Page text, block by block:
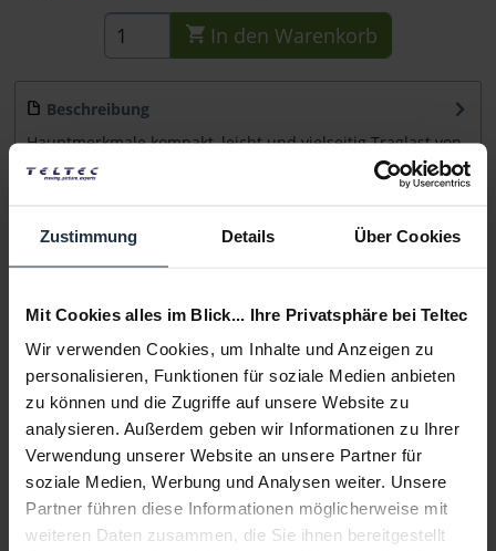
Zustimmung Details Über Cookies
Mit Cookies alles im Blick... Ihre Privatsphäre bei Teltec
Wir verwenden Cookies, um Inhalte und Anzeigen zu
personalisieren, Funktionen für soziale Medien anbieten
zu können und die Zugriffe auf unsere Website zu
analysieren. Außerdem geben wir Informationen zu Ihrer
Verwendung unserer Website an unsere Partner für
soziale Medien, Werbung und Analysen weiter. Unsere
Partner führen diese Informationen möglicherweise mit
weiteren Daten zusammen, die Sie ihnen bereitgestellt
In den Warenkorb
Beschreibung
Hauptmerkmale kompakt, leicht und vielseitig Traglast von
bis zu 14 kg 15+0 CB...
Infos zu Hersteller & Produktsicherheit
Folgende Infos zum Hersteller sind verfübar......
Weitere Artikel von Miller ansehen